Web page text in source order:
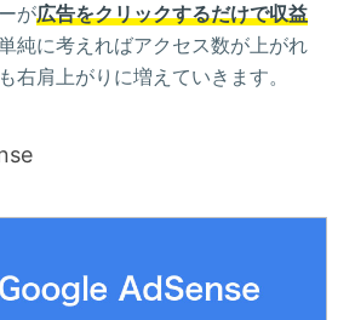
が広告をクリックするだけで収益
純に考えればアクセス数が上がれ
右肩上がりに増えていきます。